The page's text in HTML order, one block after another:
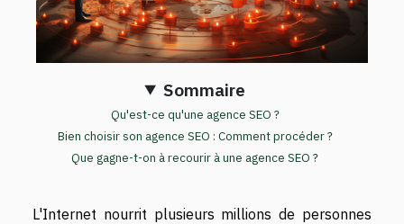
Sommaire
Qu'est-ce qu'une agence SEO ?
Bien choisir son agence SEO : Comment procéder ?
Que gagne-t-on à recourir à une agence SEO ?
L'Internet nourrit plusieurs millions de personnes